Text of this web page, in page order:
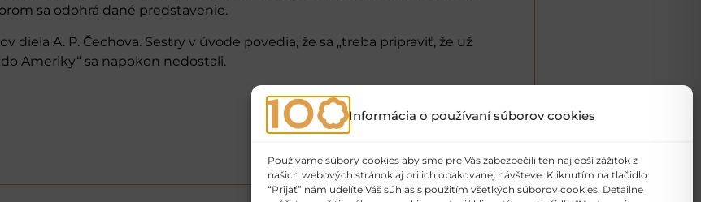
Informácia o používaní súborov cookies
Používame súbory cookies aby sme pre Vás zabezpečili ten najlepší zážitok z
našich webových stránok aj pri ich opakovanej návšteve. Kliknutím na tlačidlo
“Prijať” nám udelíte Váš súhlas s použitím všetkých súborov cookies. Detailne
sa odohrá dané predstavenie.
diela A. P. Čechova. Sestry v úvode povedia, že sa „treba pripraviť, že už
Ameriky“ sa napokon nedostali.